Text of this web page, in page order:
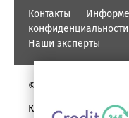
Контакты
конфиденциальности
Наши эксперты
© PROFINZ.KZ
Казахстан, г.